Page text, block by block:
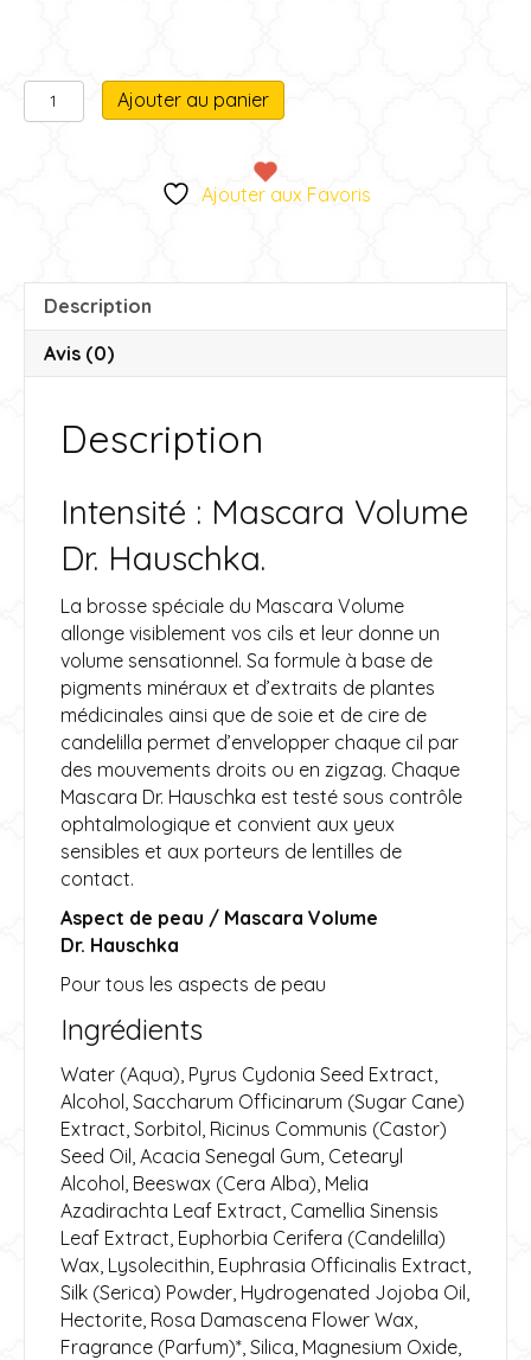
quantité
de
Ajouter au panier
l
r
t
Ajouter aux Favoris
Description
Avis (0)
Description
Intensité : Mascara Volume
Dr. Hauschka.
La brosse spéciale du Mascara Volume
allonge visiblement vos cils et leur donne un
volume sensationnel. Sa formule à base de
pigments minéraux et d’extraits de plantes
médicinales ainsi que de soie et de cire de
candelilla permet d’envelopper chaque cil par
des mouvements droits ou en zigzag. Chaque
Mascara Dr. Hauschka est testé sous contrôle
ophtalmologique et convient aux yeux
sensibles et aux porteurs de lentilles de
contact.
Aspect de peau / Mascara Volume
Dr. Hauschka
Pour tous les aspects de peau
Ingrédients
Water (Aqua), Pyrus Cydonia Seed Extract,
Alcohol, Saccharum Officinarum (Sugar Cane)
Extract, Sorbitol, Ricinus Communis (Castor)
Seed Oil, Acacia Senegal Gum, Cetearyl
Alcohol, Beeswax (Cera Alba), Melia
Azadirachta Leaf Extract, Camellia Sinensis
Leaf Extract, Euphorbia Cerifera (Candelilla)
Wax, Lysolecithin, Euphrasia Officinalis Extract,
Silk (Serica) Powder, Hydrogenated Jojoba Oil,
Hectorite, Rosa Damascena Flower Wax,
Fragrance (Parfum)*, Silica, Magnesium Oxide,